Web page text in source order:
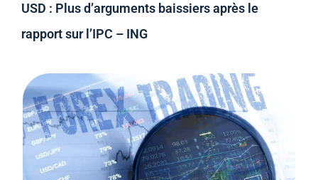
USD : Plus d’arguments baissiers après le
rapport sur l’IPC – ING